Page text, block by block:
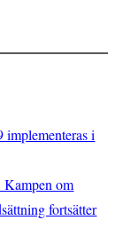
i
om
fortsätter